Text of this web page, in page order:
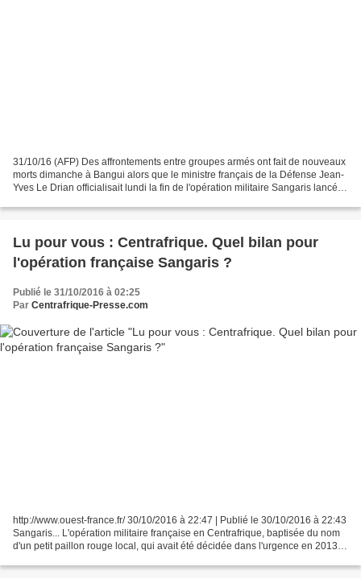
31/10/16 (AFP) Des affrontements entre groupes armés ont fait de nouveaux
morts dimanche à Bangui alors que le ministre français de la Défense Jean-
Yves Le Drian officialisait lundi la fin de l'opération militaire Sangaris lancée
Lu pour vous : Centrafrique. Quel bilan pour
l'opération française Sangaris ?
Publié le 31/10/2016 à 02:25
Par Centrafrique-Presse.com
http://www.ouest-france.fr/ 30/10/2016 à 22:47 | Publié le 30/10/2016 à 22:43
Sangaris... L'opération militaire française en Centrafrique, baptisée du nom
d'un petit paillon rouge local, qui avait été décidée dans l'urgence en 2013,